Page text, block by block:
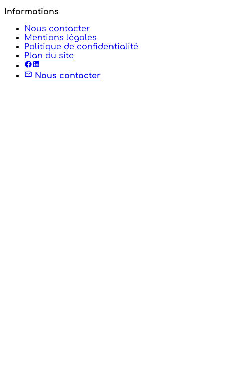
Informations
Nous contacter
Mentions légales
Politique de confidentialité
Plan du site
Nous contacter